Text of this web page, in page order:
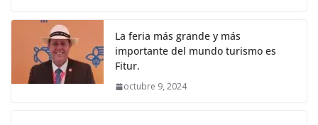
La feria más grande y más
importante del mundo turismo es
Fitur.
octubre 9, 2024